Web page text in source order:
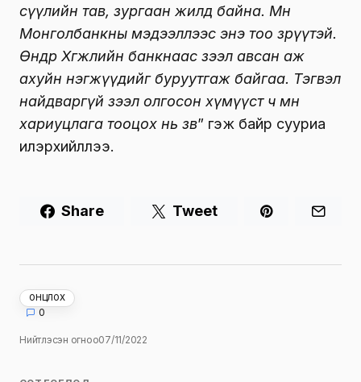
сүүлийн тав, зургаан жилд байна. Мөн
Монголбанкны мэдээллээс энэ тоо зөрүүтэй.
Өнөөдөр Хөгжлийн банкнаас зээл авсан аж
ахуйн нэгжүүдийг буруутгаж байгаа. Тэгвэл
найдваргүй зээл олгосон хүмүүст ч мөн
хариуцлага тооцох нь зөв” гэж байр сууриа
илэрхийллээ.
Share Tweet
ОНЦЛОХ
0
Нийтлэсэн огноо07/11/2022